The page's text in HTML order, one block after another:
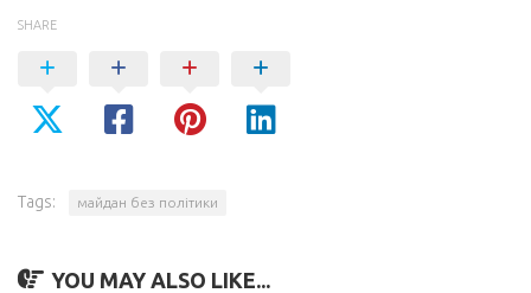
SHARE
Tags: майдан без політики
YOU MAY ALSO LIKE...